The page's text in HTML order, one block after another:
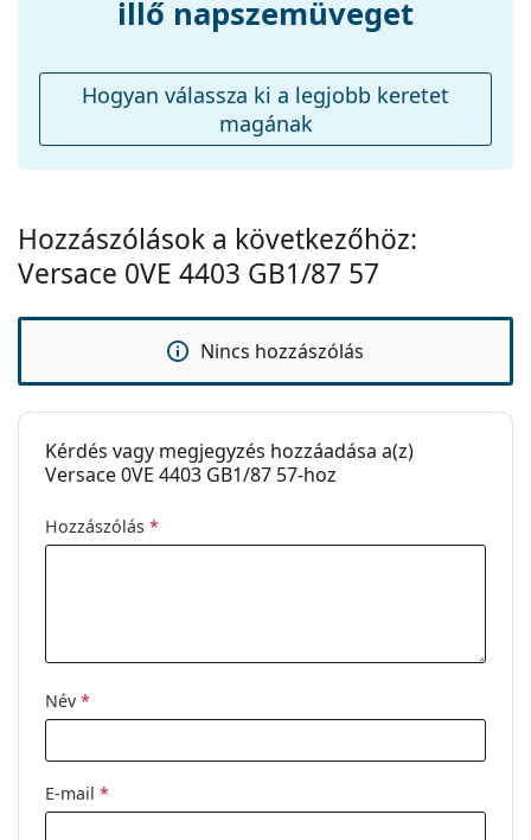
Tok:
Igen
Tisztítókendő:
Egyéb
Kategória:
Napszemüvegek
Márka:
Versace
Használat:
Divat
0VE4403 GB1/87 57
illő napszemüveget
Hogyan válassza ki a legjobb keretet
magának
Hozzászólások a következőhöz:
Versace 0VE 4403 GB1/87 57
Nincs hozzászólás
Kérdés vagy megjegyzés hozzáadása a(z)
Versace 0VE 4403 GB1/87 57-hoz
Hozzászólás *
Név *
E-mail *